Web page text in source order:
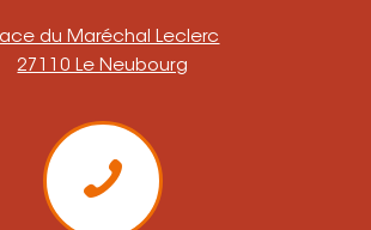
du Maréchal Leclerc
27110 Le Neubourg